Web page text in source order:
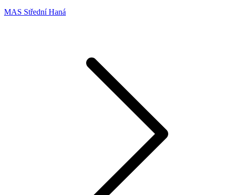
MAS Střední Haná